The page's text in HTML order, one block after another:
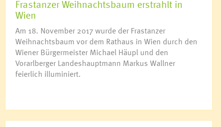
Frastanzer Weihnachtsbaum erstrahlt in
Wien
Am 18. November 2017 wurde der Frastanzer
Weihnachtsbaum vor dem Rathaus in Wien durch den
Wiener Bürgermeister Michael Häupl und den
Vorarlberger Landeshauptmann Markus Wallner
feierlich illuminiert.